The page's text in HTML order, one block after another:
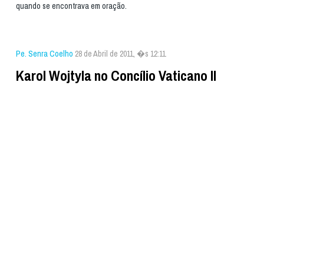
quando se encontrava em oração.
Pe. Senra Coelho 28 de Abril de 2011, �s 12:11
Karol Wojtyla no Concílio Vaticano II